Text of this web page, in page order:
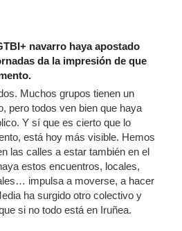
navarro haya apostado
da la impresión de que
Muchos grupos tienen un
pero todos ven bien que haya
Y sí que es cierto que lo
está hoy más visible. Hemos
las calles a estar también en el
estos encuentros, locales,
impulsa a moverse, a hacer
ha surgido otro colectivo y
si no todo está en Iruñea.